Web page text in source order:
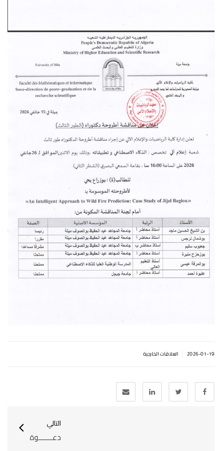
2026-01-19 العلاقات الخارجية
التالي
دعـــــــوة